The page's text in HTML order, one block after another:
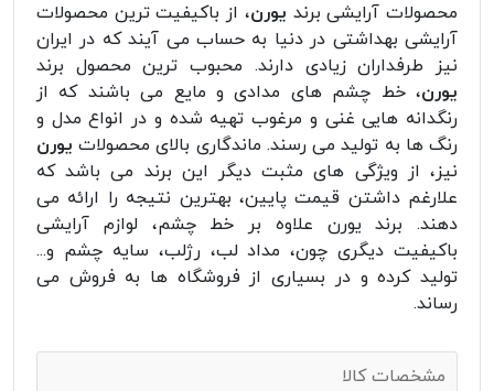
محصولات آرایشی برند یورن، از باکیفیت ترین محصولات
آرایشی بهداشتی در دنیا به حساب می آیند که در ایران
نیز طرفداران زیادی دارند. محبوب ترین محصول برند
یورن، خط چشم های مدادی و مایع می باشند که از
رنگدانه هایی غنی و مرغوب تهیه شده و در انواع مدل و
رنگ ها به تولید می رسند. ماندگاری بالای محصولات یورن
نیز، از ویژگی های مثبت دیگر این برند می باشد که
علارغم داشتن قیمت پایین، بهترین نتیجه را ارائه می
دهند. برند یورن علاوه بر خط چشم، لوازم آرایشی
باکیفیت دیگری چون، مداد لب، رژلب، سایه چشم و...
تولید کرده و در بسیاری از فروشگاه ها به فروش می
رساند.
مشخصات کالا